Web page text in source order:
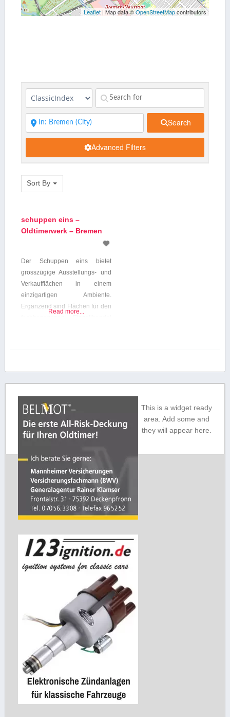
Leaflet | Map data ©OpenStreetMapcontributors
Search
Advanced Filters
Sort By
schuppen eins –
Oldtimerwerk – Bremen
Der Schuppen eins bietet
grosszügige Ausstellungs- und
Verkaufflächen in einem
einzigartigen Ambiente.
Ergänzend sind Flächen für den
Boulevard inmitten des
Gebäudes wird als Flaniermeile
fungieren. spa Fahrzeugpflege
im Schuppen eins Das Team
teilt Ihre Leidenschaft für
klassische Automobile und
Read more...
This is a widget ready
area. Add some and
they will appear here.